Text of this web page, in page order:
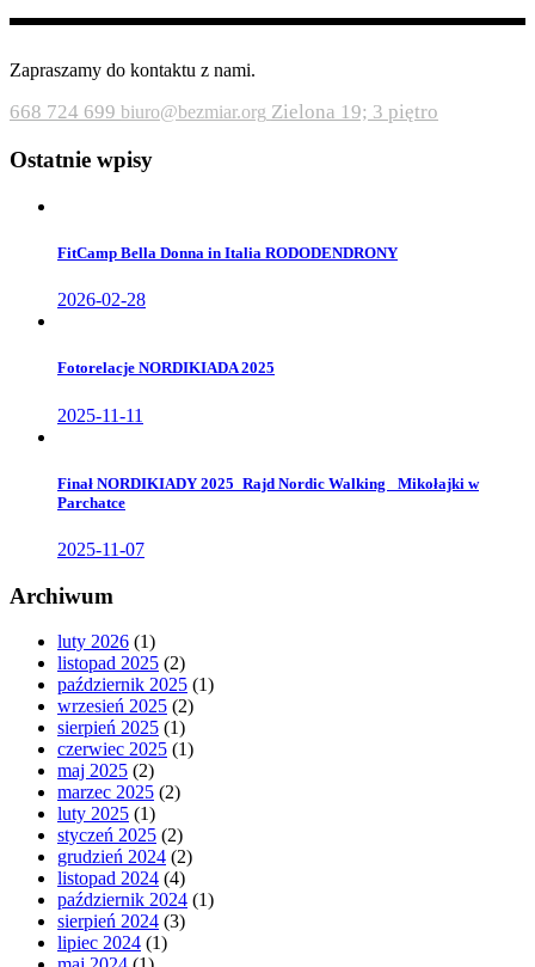
Zapraszamy do kontaktu z nami.
668 724 699 biuro@bezmiar.org Zielona 19; 3 piętro
Ostatnie wpisy
FitCamp Bella Donna in Italia RODODENDRONY
2026-02-28
Fotorelacje NORDIKIADA 2025
2025-11-11
Finał NORDIKIADY 2025_Rajd Nordic Walking _Mikołajki w
Parchatce
2025-11-07
Archiwum
luty 2026 (1)
listopad 2025 (2)
październik 2025 (1)
wrzesień 2025 (2)
sierpień 2025 (1)
czerwiec 2025 (1)
maj 2025 (2)
marzec 2025 (2)
luty 2025 (1)
styczeń 2025 (2)
grudzień 2024 (2)
listopad 2024 (4)
październik 2024 (1)
sierpień 2024 (3)
lipiec 2024 (1)